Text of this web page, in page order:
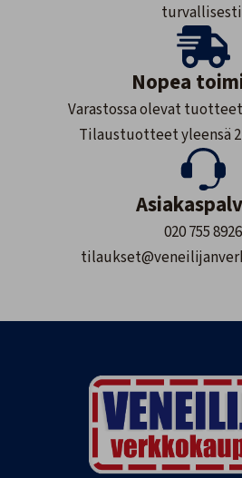
Nopea
Varastossa olevat
Tilaustuotteet yleensä
020 755 8926